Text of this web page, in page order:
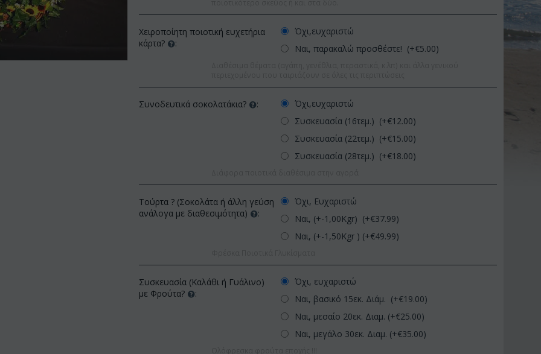
Έκπτωση 12%
Χειροποίητη ποιοτική ευχετήρια
κάρτα?
:
Όχι,ευχαριστώ
Ναι, παρακαλώ προσθέστε! (+€5.00)
Συνοδευτικά σοκολατάκια? :
Όχι,ευχαριστώ
Συσκευασία (16τεμ.) (+€12.00)
Συσκευασία (22τεμ.) (+€15.00)
Συσκευασία (28τεμ.) (+€18.00)
Τούρτα ? (Σοκολάτα ή άλλη γεύση
ανάλογα με διαθεσιμότητα)
:
Όχι, Ευχαριστώ
Ναι, (+-1,00Kgr) (+€37.99)
Ναι, (+-1,50Kgr ) (+€49.99)
Συσκευασία (Καλάθι ή Γυάλινο)
με Φρούτα?
:
Όχι, ευχαριστώ
Ναι, βασικό 15εκ. Διάμ. (+€19.00)
Ναι, μεσαίο 20εκ. Διαμ. (+€25.00)
Ναι, μεγάλο 30εκ. Διαμ. (+€35.00)